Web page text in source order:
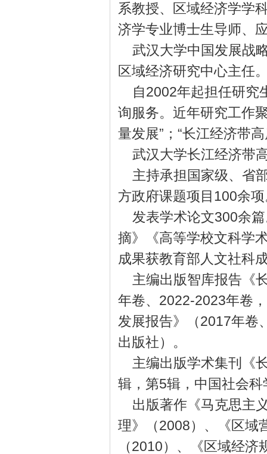
系教授、区域经济学学
济学专业博士生导师、
武汉大学中国发展战
区域经济研究中心主任
自2002年起担任研究
询服务。近年研究工作
量发展”；“长江经济带
武汉大学长江经济带
主持承担国家级、省
方政府课题项目100余
发表学术论文300余
摘》《高等学校文科学
成果获教育部人文社科
主编出版智库报告《
年卷、2022-2023年卷
发展报告》（2017年卷
出版社）。
主编出版学术集刊《
辑，第5辑，中国社会
出版著作《马克思主
理》（2008）、《区域
（2010）、《区域经